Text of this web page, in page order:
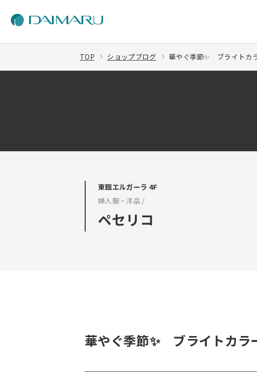
TOP ショップブログ 華やぐ季節✨ ブライトカ
東館エルガーラ 4F
婦人服・洋品 /
ペセリコ
華やぐ季節✨ ブライトカラ